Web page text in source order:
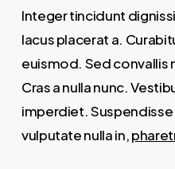
Integer tincidunt
lacus placerat a.
euismod. Sed convallis
Cras a nulla nunc.
imperdiet.
vulputate nulla in,